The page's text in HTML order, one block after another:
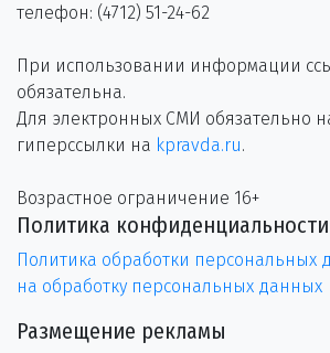
телефон: (4712) 51-24-62
При использовании информации
обязательна.
Для электронных СМИ обязательно
гиперссылки на kpravda.ru.
Возрастное ограничение 16+
Политика конфиденциальности
Политика обработки персональных
на обработку персональных данных
Размещение рекламы